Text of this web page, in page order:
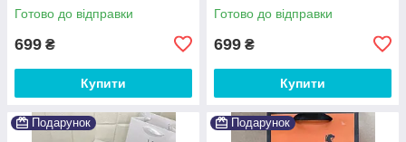
Готово до відправки
699 ₴
Купити
Готово до відправки
699 ₴
Купити
Подарунок Подарунок